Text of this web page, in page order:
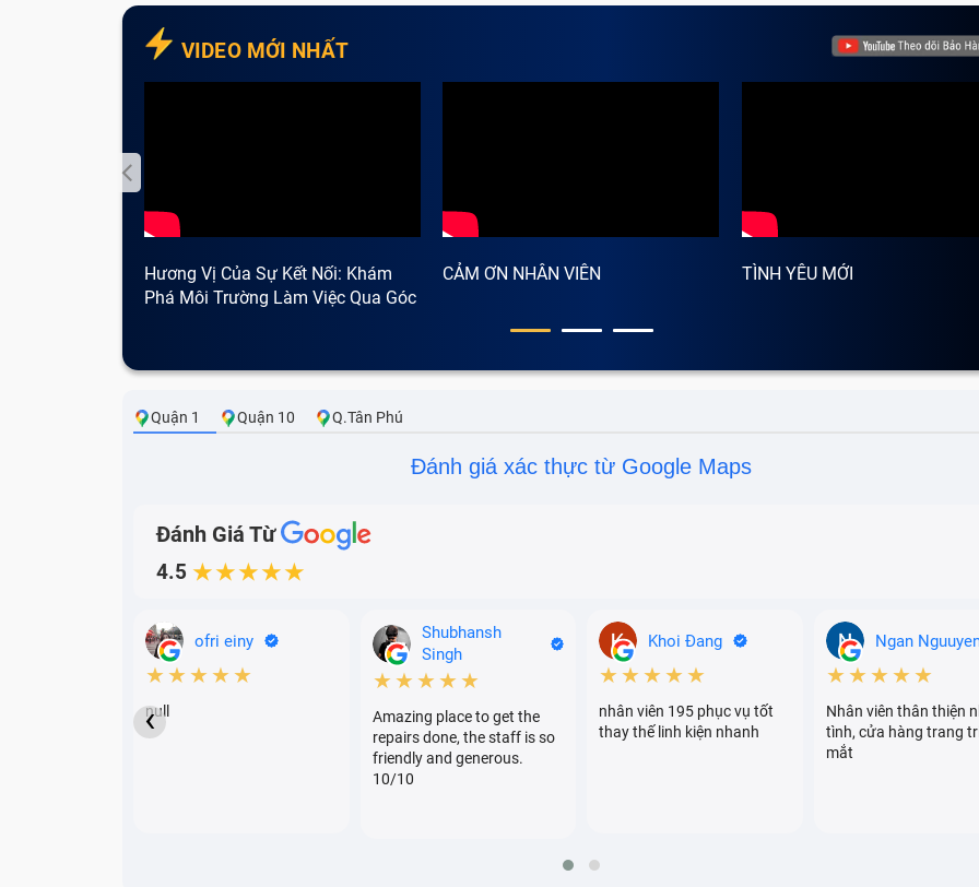
VIDEO MỚI NHẤT
Hương Vị Của Sự Kết Nối: Khám
Phá Môi Trường Làm Việc Qua Góc
CẢM ƠN NHÂN VIÊN TÌNH YÊU MỚI
Quận 1 Quận 10 Q.Tân Phú
Đánh giá xác thực từ Google Maps
Đánh Giá Từ
4.5 ★★★★★
ofri einy
★★★★★
null
Shubhansh
Singh
★★★★★
Amazing place to get the
repairs done, the staff is so
friendly and generous.
10/10
Khoi Đang
★★★★★
nhân viên 195 phục vụ tốt
thay thế linh kiện nhanh
Ngan
★★★★★
Nhân viên thân thiện
tình, cửa hàng trang
mắt
‹